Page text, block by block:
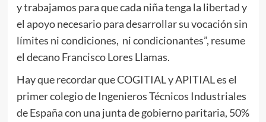
y trabajamos para que cada niña tenga la libertad y
el apoyo necesario para desarrollar su vocación sin
límites ni condiciones, ni condicionantes”, resume
el decano Francisco Lores Llamas.
Hay que recordar que COGITIAL y APITIAL es el
primer colegio de Ingenieros Técnicos Industriales
de España con una junta de gobierno paritaria, 50%